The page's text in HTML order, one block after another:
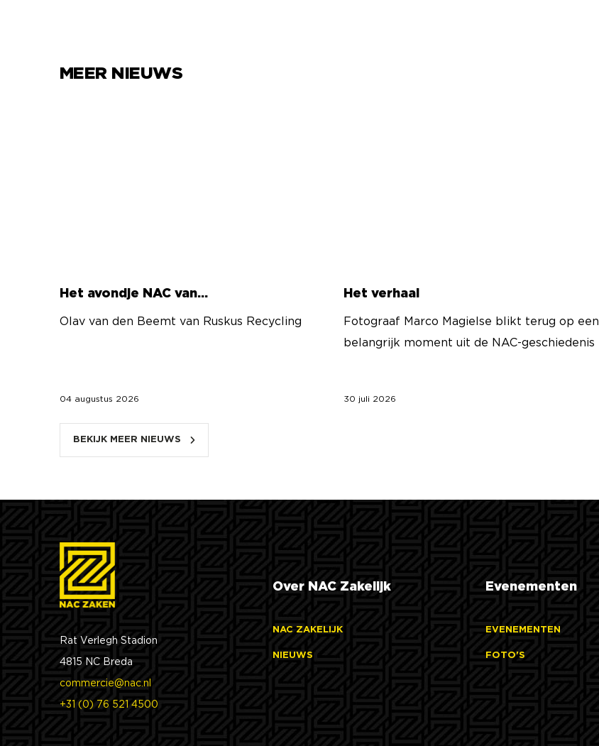
MEER NIEUWS
Het avondje NAC van…
Olav van den Beemt van Ruskus Recycling
04 augustus 2026
Het verhaal
Fotograaf Marco Magielse blikt terug op een
belangrijk moment uit de NAC-geschiedenis
30 juli 2026
BEKIJK MEER NIEUWS
Rat Verlegh Stadion
4815 NC Breda
commercie@nac.nl
+31 (0) 76 521 4500
Over NAC Zakelijk
NAC ZAKELIJK
NIEUWS
Evenementen
EVENEMENTEN
FOTO'S